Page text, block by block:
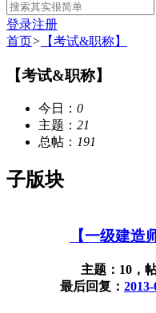
登录注册
首页> 【考试&职称】
【考试&职称】
今日： 0
主题： 21
总帖： 191
子版块
【一级建造
主题：10，
最后回复：